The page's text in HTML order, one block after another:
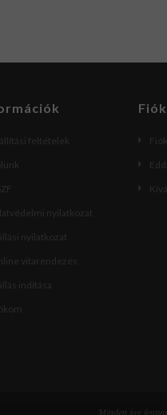
feltételek
nyilatkozat
nyilatkozat
vitarendezés
indítása
Minden jog